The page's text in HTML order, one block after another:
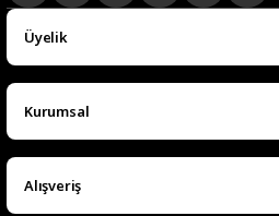
Ürün güzel
hasan aslan | 03/04/2026
Hızlıca elime ulaştı
emre hasdemir | 15/03/2026
Üyelik
Kurumsal
Alışveriş